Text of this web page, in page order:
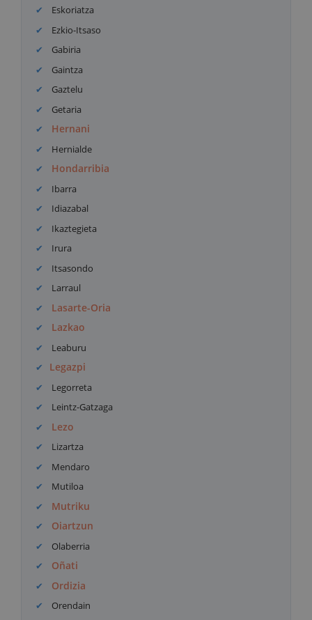
Eskoriatza
Ezkio-Itsaso
Gabiria
Gaintza
Gaztelu
Getaria
Hernani
Hernialde
Hondarribia
Ibarra
Idiazabal
Ikaztegieta
Irura
Itsasondo
Larraul
Lasarte-Oria
Lazkao
Leaburu
Legazpi
Legorreta
Leintz-Gatzaga
Lezo
Lizartza
Mendaro
Mutiloa
Mutriku
Oiartzun
Olaberria
Oñati
Ordizia
Orendain